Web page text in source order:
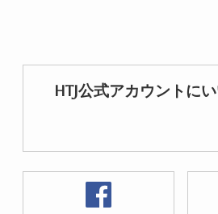
HTJ公式アカウントに